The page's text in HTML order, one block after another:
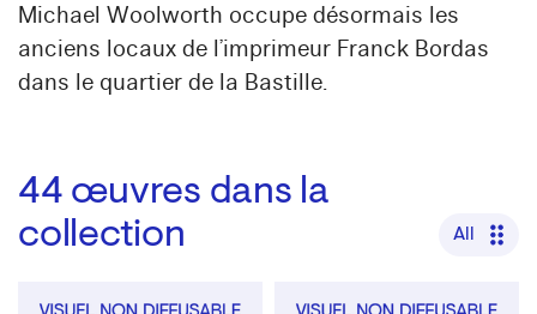
Michael Woolworth occupe désormais les
anciens locaux de l’imprimeur Franck Bordas
dans le quartier de la Bastille.
44 œuvres dans la
collection
All